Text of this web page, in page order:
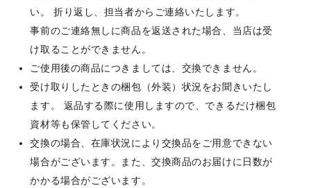
い。 折り返し、担当者からご連絡いたします。
事前のご連絡無しに商品を返送された場合、当店は受
け取ることができません。
ご使用後の商品につきましては、交換できません。
受け取りしたときの梱包（外装）状況をお聞きいたし
ます。 返品する際に使用しますので、できるだけ梱包
資材等も保管してください。
交換の場合、在庫状況により交換品をご用意できない
場合がございます。また、交換商品のお届けに日数が
かかる場合がございます。